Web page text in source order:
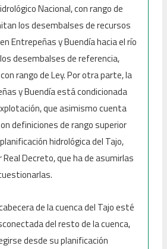
Nacional, con rango de
los desembalses de recursos
Entrepeñas y Buendía hacia el río
desembalses de referencia,
rango de Ley. Por otra parte, la
y Buendía está condicionada
que asimismo cuenta
definiciones de rango superior
hidrológica del Tajo,
Decreto, que ha de asumirlas
de la cuenca del Tajo esté
del resto de la cuenca,
desde su planificación